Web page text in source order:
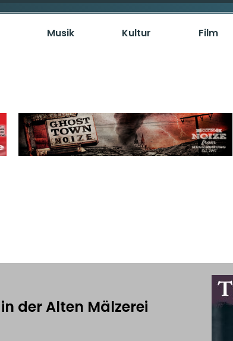
Musik Kultur Film
der Alten Mälzerei